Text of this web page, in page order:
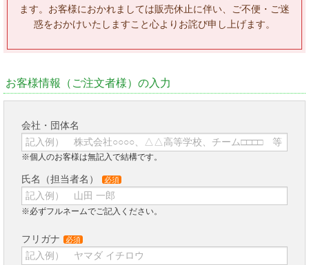
ます。お客様におかれましては販売休止に伴い、ご不便・ご迷
惑をおかけいたしますこと心よりお詫び申し上げます。
お客様情報（ご注文者様）の入力
会社・団体名
※個人のお客様は無記入で結構です。
氏名（担当者名） 必須
※必ずフルネームでご記入ください。
フリガナ 必須